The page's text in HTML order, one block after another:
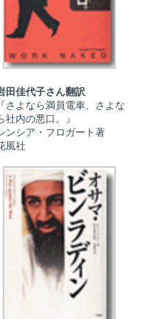
田佳代子さん翻訳
『さよなら満員電車、さよな
社内の悪口。』
ンシア・フロガート著
風社